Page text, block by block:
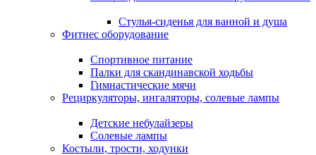
Стулья-сиденья для ванной и душа
Фитнес оборудование
Спортивное питание
Палки для скандинавской ходьбы
Гимнастические мячи
Рециркуляторы, ингаляторы, солевые лампы
Детские небулайзеры
Солевые лампы
Костыли, трости, ходунки